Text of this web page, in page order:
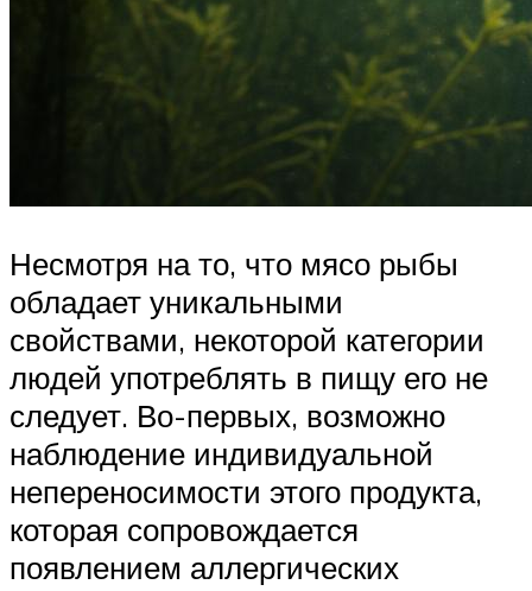
Несмотря на то, что мясо рыбы
обладает уникальными
свойствами, некоторой категории
людей употреблять в пищу его не
следует. Во-первых, возможно
наблюдение индивидуальной
непереносимости этого продукта,
которая сопровождается
появлением аллергических